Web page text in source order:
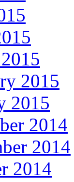
2015
2015
2014
2014
2014